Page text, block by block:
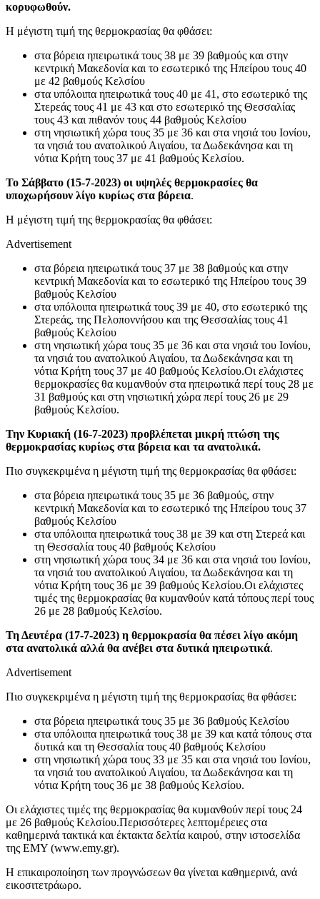
κορυφωθούν.
Η μέγιστη τιμή της θερμοκρασίας θα φθάσει:
στα βόρεια ηπειρωτικά τους 38 με 39 βαθμούς και στην
κεντρική Μακεδονία και το εσωτερικό της Ηπείρου τους 40
με 42 βαθμούς Κελσίου
στα υπόλοιπα ηπειρωτικά τους 40 με 41, στο εσωτερικό της
Στερεάς τους 41 με 43 και στο εσωτερικό της Θεσσαλίας
τους 43 και πιθανόν τους 44 βαθμούς Κελσίου
στη νησιωτική χώρα τους 35 με 36 και στα νησιά του Ιονίου,
τα νησιά του ανατολικού Αιγαίου, τα Δωδεκάνησα και τη
νότια Κρήτη τους 37 με 41 βαθμούς Κελσίου.
Το Σάββατο (15-7-2023) οι υψηλές θερμοκρασίες θα
υποχωρήσουν λίγο κυρίως στα βόρεια.
Η μέγιστη τιμή της θερμοκρασίας θα φθάσει:
Advertisement
στα βόρεια ηπειρωτικά τους 37 με 38 βαθμούς και στην
κεντρική Μακεδονία και το εσωτερικό της Ηπείρου τους 39
βαθμούς Κελσίου
στα υπόλοιπα ηπειρωτικά τους 39 με 40, στο εσωτερικό της
Στερεάς, της Πελοποννήσου και της Θεσσαλίας τους 41
βαθμούς Κελσίου
στη νησιωτική χώρα τους 35 με 36 και στα νησιά του Ιονίου,
τα νησιά του ανατολικού Αιγαίου, τα Δωδεκάνησα και τη
νότια Κρήτη τους 37 με 40 βαθμούς Κελσίου.Οι ελάχιστες
θερμοκρασίες θα κυμανθούν στα ηπειρωτικά περί τους 28 με
31 βαθμούς και στη νησιωτική χώρα περί τους 26 με 29
βαθμούς Κελσίου.
Την Κυριακή (16-7-2023) προβλέπεται μικρή πτώση της
θερμοκρασίας κυρίως στα βόρεια και τα ανατολικά.
Πιο συγκεκριμένα η μέγιστη τιμή της θερμοκρασίας θα φθάσει:
στα βόρεια ηπειρωτικά τους 35 με 36 βαθμούς, στην
κεντρική Μακεδονία και το εσωτερικό της Ηπείρου τους 37
βαθμούς Κελσίου
στα υπόλοιπα ηπειρωτικά τους 38 με 39 και στη Στερεά και
τη Θεσσαλία τους 40 βαθμούς Κελσίου
στη νησιωτική χώρα τους 34 με 36 και στα νησιά του Ιονίου,
τα νησιά του ανατολικού Αιγαίου, τα Δωδεκάνησα και τη
νότια Κρήτη τους 36 με 39 βαθμούς Κελσίου.Οι ελάχιστες
τιμές της θερμοκρασίας θα κυμανθούν κατά τόπους περί τους
26 με 28 βαθμούς Κελσίου.
Τη Δευτέρα (17-7-2023) η θερμοκρασία θα πέσει λίγο ακόμη
στα ανατολικά αλλά θα ανέβει στα δυτικά ηπειρωτικά.
Advertisement
Πιο συγκεκριμένα η μέγιστη τιμή της θερμοκρασίας θα φθάσει:
στα βόρεια ηπειρωτικά τους 35 με 36 βαθμούς Κελσίου
στα υπόλοιπα ηπειρωτικά τους 38 με 39 και κατά τόπους στα
δυτικά και τη Θεσσαλία τους 40 βαθμούς Κελσίου
στη νησιωτική χώρα τους 33 με 35 και στα νησιά του Ιονίου,
τα νησιά του ανατολικού Αιγαίου, τα Δωδεκάνησα και τη
νότια Κρήτη τους 36 με 38 βαθμούς Κελσίου.
Οι ελάχιστες τιμές της θερμοκρασίας θα κυμανθούν περί τους 24
με 26 βαθμούς Κελσίου.Περισσότερες λεπτομέρειες στα
καθημερινά τακτικά και έκτακτα δελτία καιρού, στην ιστοσελίδα
της ΕΜΥ (www.emy.gr).
Η επικαιροποίηση των προγνώσεων θα γίνεται καθημερινά, ανά
εικοσιτετράωρο.